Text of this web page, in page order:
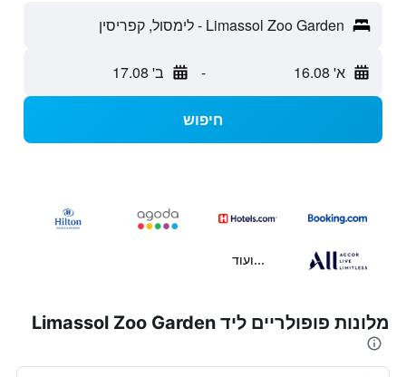
Limassol Zoo Garden - לימסול, קפריסין
א' 16.08 - ב' 17.08
חיפוש
...ועוד
מלונות פופולריים ליד Limassol Zoo Garden